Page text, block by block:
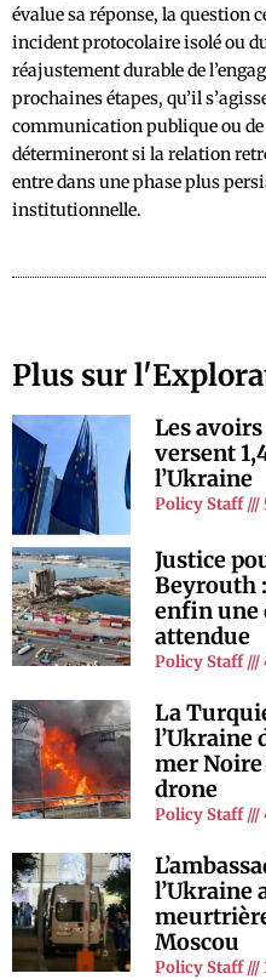
évalue sa réponse, la question
incident protocolaire isolé ou
réajustement durable de
prochaines étapes, qu’il
communication publique ou
détermineront si la relation
entre dans une phase plus
institutionnelle.
Plus sur
Les avoirs
versent
l’Ukraine
Policy Staff
Justice
Beyrouth
enfin une
attendue
Policy Staff
La
l’Ukraine
mer Noire
drone
Policy Staff
l’Ukraine
Moscou
Policy Staff